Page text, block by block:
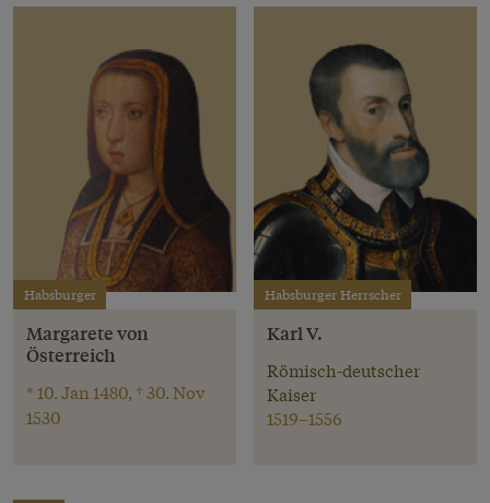
Habsburger
Margarete von
Österreich
* 10. Jan 1480, † 30. Nov
1530
Habsburger Herrscher
Karl V.
Römisch-deutscher
Kaiser
1519–1556